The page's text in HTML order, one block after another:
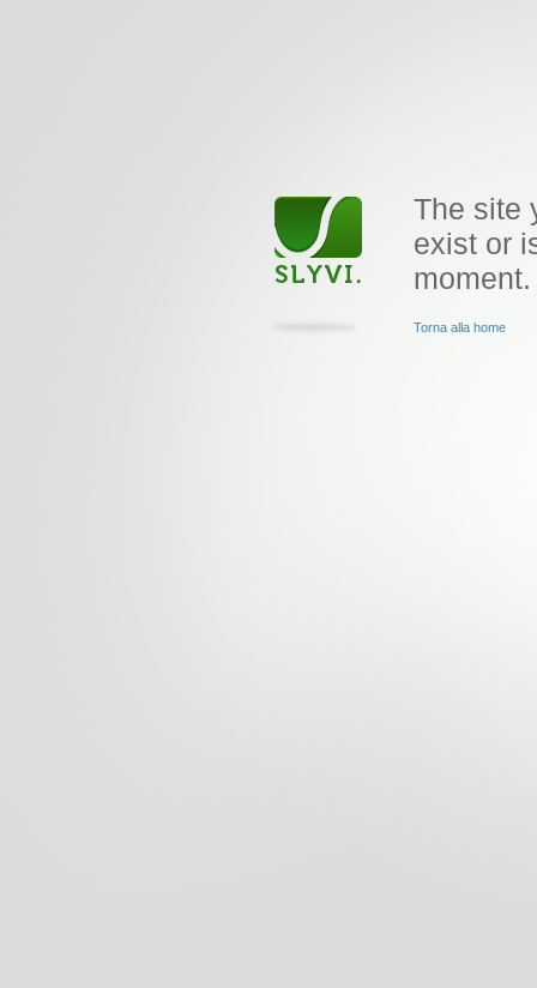
The site
exist or
moment.
Torna alla home